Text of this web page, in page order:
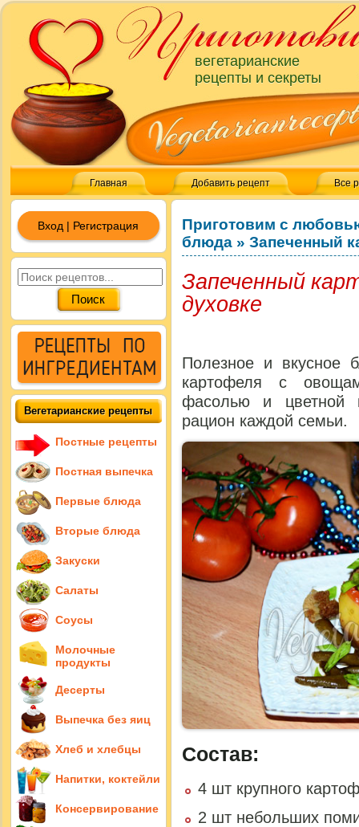
вегетарианские
рецепты и секреты
Главная Добавить рецепт Все
Приготовим с
блюда » Запеченный
Запеченный
духовке
Полезное и вкусное
картофеля с
фасолью и цветной
рацион каждой семьи.
Состав:
4 шт крупного
2 шт небольших
Вход | Регистрация
Вегетарианские рецепты
Постные рецепты
Постная выпечка
Первые блюда
Вторые блюда
Закуски
Салаты
Соусы
Молочные
продукты
Десерты
Выпечка без яиц
Хлеб и хлебцы
Напитки, коктейли
Консервирование